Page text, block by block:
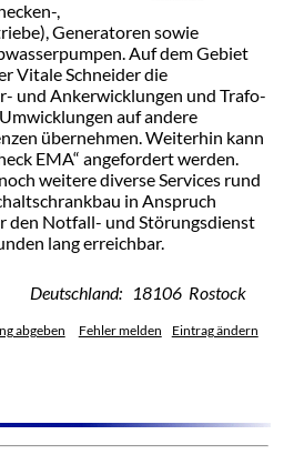
,
Generatoren sowie
Auf dem Gebiet
Vitale Schneider die
und Ankerwicklungen und Trafo-
auf andere
übernehmen. Weiterhin kann
EMA“ angefordert werden.
weitere diverse Services rund
in Anspruch
den Notfall- und Störungsdienst
lang erreichbar.
Deutschland: 18106 Rostock
abgeben Fehler melden Eintrag ändern